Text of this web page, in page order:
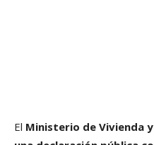
El Ministerio de Vivienda